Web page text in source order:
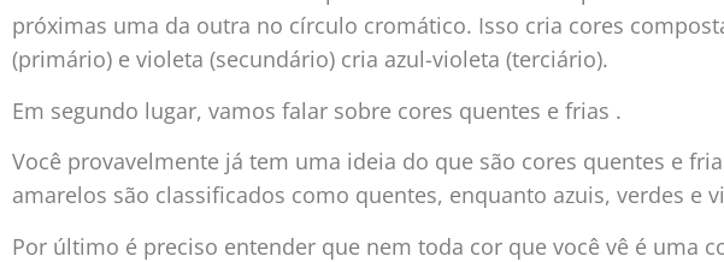
próximas uma da outra no círculo cromático. Isso cria cores
(primário) e violeta (secundário) cria azul-violeta (terciário).
Em segundo lugar, vamos falar sobre cores quentes e frias .
Você provavelmente já tem uma ideia do que são cores quentes e
amarelos são classificados como quentes, enquanto azuis, verdes e
Por último é preciso entender que nem toda cor que você vê é uma